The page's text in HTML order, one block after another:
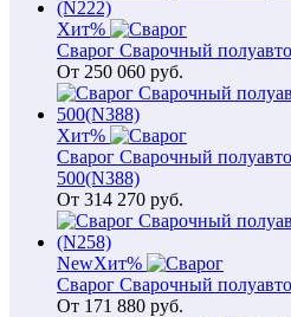
Хит%
Сварог Сварочный
От 250 060 руб.
Хит%
Сварог Сварочный
500(N388)
От 314 270 руб.
NewХит%
Сварог Сварочный
От 171 880 руб.